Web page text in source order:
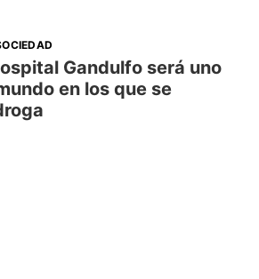
Gandulfo será uno
en los que se